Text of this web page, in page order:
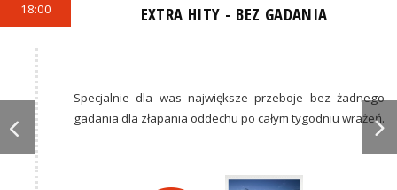
18:00 EXTRA HITY - BEZ GADANIA
Specjalnie dla was największe przeboje bez żadnego
gadania dla złapania oddechu po całym tygodniu wrażeń.